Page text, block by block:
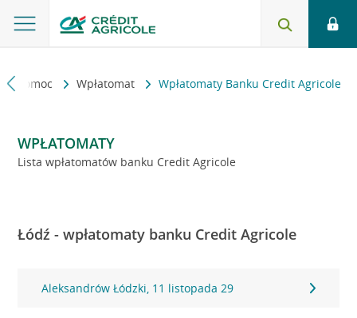
i pomoc Wpłatomat Wpłatomaty Banku Credit Agricole
WPŁATOMATY
Lista wpłatomatów banku Credit Agricole
Łódź - wpłatomaty banku Credit Agricole
Aleksandrów Łódzki, 11 listopada 29